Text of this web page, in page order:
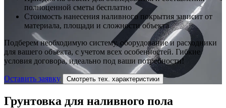
полноценной сметы бесплатно
Стоимость нанесения наливного покрытия зависит от
материала, площади и сложности объекта
Подберем необходимую систему, оборудование и расходники
для вашего объекта, с учетом всех особенностей. Гибкие
условия договора, идеально под ваши потребности!
Оставить заявку Смотреть тех. характеристики
Грунтовка для наливного пола